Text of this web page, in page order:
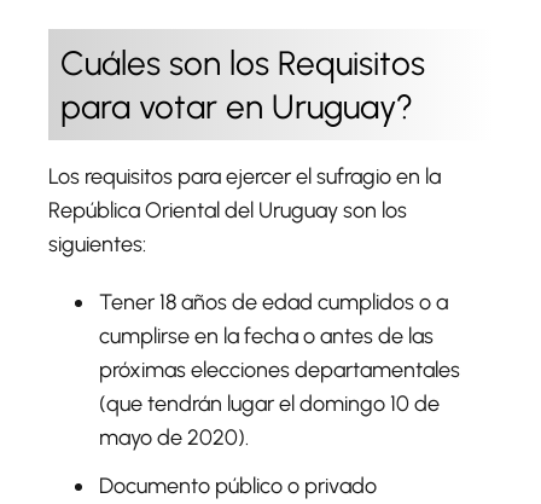
Cuáles son los Requisitos
para votar en Uruguay?
Los requisitos para ejercer el sufragio en la
República Oriental del Uruguay son los
siguientes:
Tener 18 años de edad cumplidos o a
cumplirse en la fecha o antes de las
próximas elecciones departamentales
(que tendrán lugar el domingo 10 de
mayo de 2020).
Documento público o privado